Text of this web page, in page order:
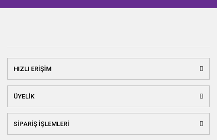
HIZLI ERİŞİM
ÜYELİK
SİPARİŞ İŞLEMLERİ